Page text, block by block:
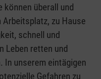
können überall und
zu Hause
schnell und
Leben retten und
In unserem eintägigen
Gefahren zu